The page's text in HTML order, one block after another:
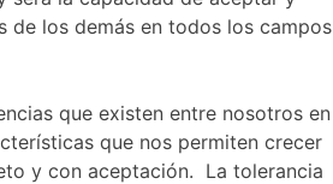
de los demás en todos los campos
que existen entre nosotros en
que nos permiten crecer
y con aceptación. La tolerancia